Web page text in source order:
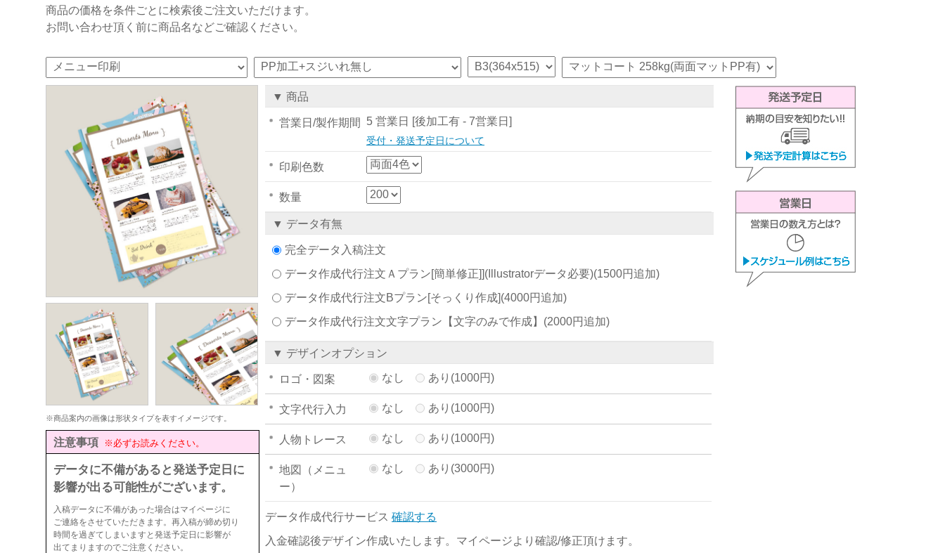
商品の価格を条件ごとに検索後ご注文いただけます。
お問い合わせ頂く前に商品名などご確認ください。
※商品案内の画像は形状タイプを表すイメージです。
注意事項 ※必ずお読みください。
データに不備があると発送予定日に
影響が出る可能性がございます。
入稿データに不備があった場合はマイページに
ご連絡をさせていただきます。再入稿が締め切り
時間を過ぎてしまいますと発送予定日に影響が
出てまりますのでご注意ください。
▼ 商品
営業日/製作期間 5 営業日 [後加工有 - 7営業日]
受付・発送予定日について
印刷色数
数量
▼ データ有無
完全データ入稿注文
データ作成代行注文Ａプラン[簡単修正]](Illustratorデータ必要)(1500円追加)
データ作成代行注文Bプラン[そっくり作成](4000円追加)
データ作成代行注文文字プラン【文字のみで作成】 (2000円追加)
▼ デザインオプション
ロゴ・図案 なし あり(1000円)
文字代行入力 なし あり(1000円)
人物トレース なし あり(1000円)
地図（メニュ
ー）
なし あり(3000円)
データ作成代行サービス 確認する
入金確認後デザイン作成いたします。マイページより確認/修正頂けます。